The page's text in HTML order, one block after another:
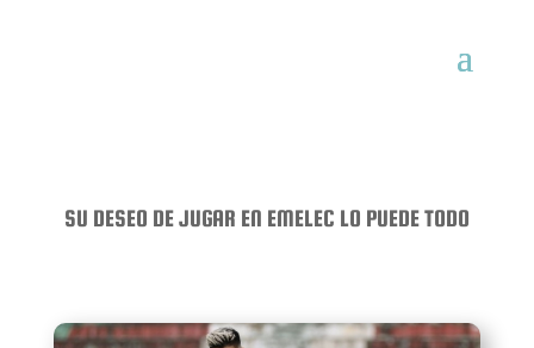
SU DESEO DE JUGAR EN EMELEC LO PUEDE TODO